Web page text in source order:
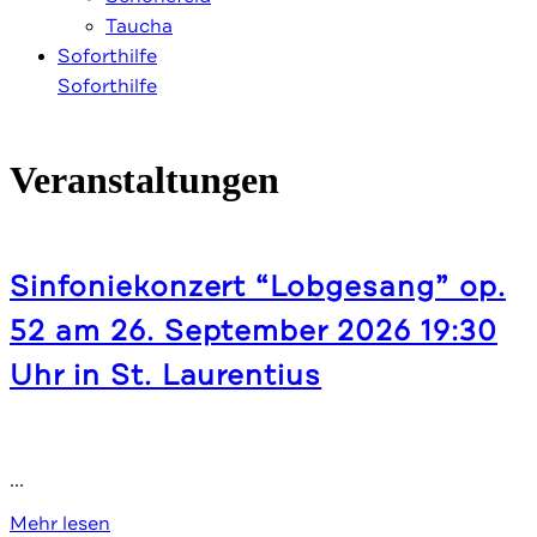
Tau­cha
Soforthilfe
Soforthilfe
Veranstaltungen
Sin­fo­nie­kon­zert “Lob­ge­sang” op.
52 am 26. Sep­tem­ber 2026 19:30
Uhr in St. Laurentius
…
Sin­
Mehr lesen